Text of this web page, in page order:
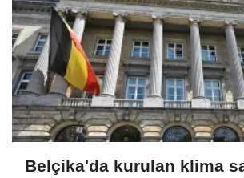
Belçika'da kurulan klima